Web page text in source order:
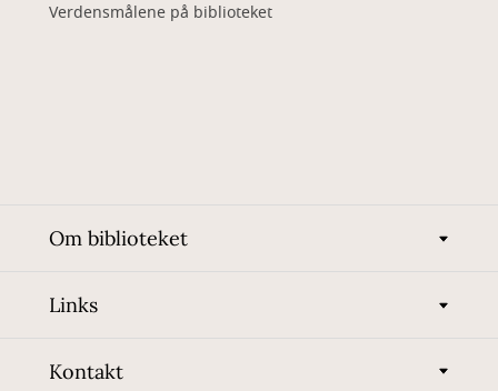
Verdensmålene på biblioteket
Om biblioteket
Links
Kontakt